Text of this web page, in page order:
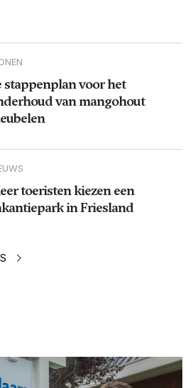
stappenplan voor het
van mangohout
toeristen kiezen een
in Friesland